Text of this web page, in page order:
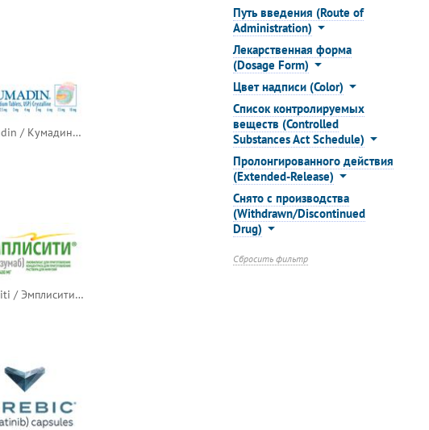
Coumadin / Кумадин (варфарин)
Empliciti / Эмплисити (элотузумаб) — русский логотип
Путь введения (Route of
Administration)
Лекарственная форма
(Dosage Form)
Цвет надписи (Color)
Список контролируемых
веществ (Controlled
Substances Act Schedule)
Пролонгированного действия
(Extended-Release)
Снято с производства
(Withdrawn/Discontinued
Drug)
Сбросить фильтр